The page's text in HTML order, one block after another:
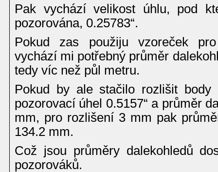
Pak vychází velikost úhlu, pod
pozorována, 0.25783“.
Pokud zas použiju vzoreček
vychází mi potřebný průměr
tedy víc než půl metru.
Pokud by ale stačilo rozlišit
pozorovací úhel 0.5157“ a průměr
mm, pro rozlišení 3 mm pak
134.2 mm.
Což jsou průměry dalekohledů
pozorováků.